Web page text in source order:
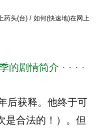
药头(台) / 如何(快速地)在网上
的剧情简介 · · · ·
获释。他终于可
是合法的！）。但